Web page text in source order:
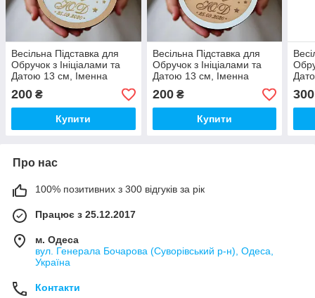
Весільна Підставка для
Обручок з Ініціалами та
Датою 13 см, Іменна
Гравіювання Кругла
Дерев'яна Основа для
Каблучок на Весілля
200 ₴
Купити
Весільна Підставка для
Обручок з Ініціалами та
Датою 13 см, Іменна
Гравіювання Кругла
Дерев'яна Основа для
Каблучок на Весілля
200₴
Купити
на
300
Про нас
100% позитивних з 300 відгуків за рік
Працює з 25.12.2017
м. Одеса
вул. Генерала Бочарова (Суворівський р-н), Одеса,
Україна
Контакти